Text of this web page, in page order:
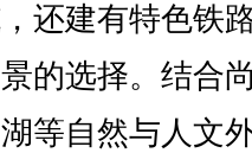
还建有特色铁
的选择。结合
等自然与人文